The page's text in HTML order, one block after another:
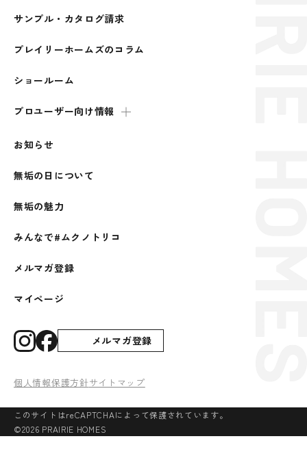
サンプル・カタログ請求
プレイリーホームズのコラム
ショールーム
プロユーザー向け情報
お知らせ
無垢の日について
無垢の魅力
みんなで#ムクノトリコ
メルマガ登録
マイページ
メルマガ登録
個人情報保護方針サイトマップ
このサイトはreCAPTCHAによって保護されています。
©2026 PRAIRIE HOMES